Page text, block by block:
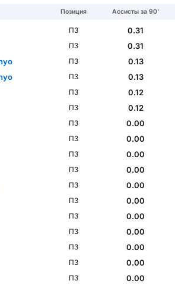
Позиция Ассисты за 90'
ПЗ
0.31
ПЗ
0.31
ПЗ
0.13
ПЗ
0.13
ПЗ
0.12
ПЗ
0.12
ПЗ
0.00
ПЗ
0.00
ПЗ
0.00
ПЗ
0.00
ПЗ
0.00
ПЗ
0.00
ПЗ
0.00
ПЗ
0.00
ПЗ
0.00
ПЗ
0.00
ПЗ
0.00